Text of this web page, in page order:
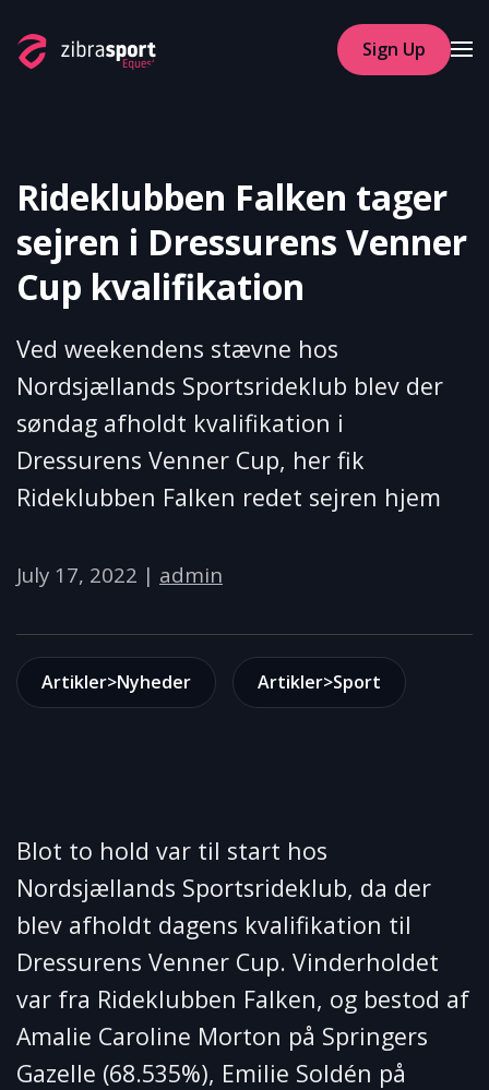
Skip to main content
Sign Up
Rideklubben Falken tager
sejren i Dressurens Venner
Cup kvalifikation
Ved weekendens stævne hos
Nordsjællands Sportsrideklub blev der
søndag afholdt kvalifikation i
Dressurens Venner Cup, her fik
Rideklubben Falken redet sejren hjem
July 17, 2022 | admin
Artikler>Nyheder Artikler>Sport
Blot to hold var til start hos
Nordsjællands Sportsrideklub, da der
blev afholdt dagens kvalifikation til
Dressurens Venner Cup. Vinderholdet
var fra Rideklubben Falken, og bestod af
Amalie Caroline Morton på Springers
Gazelle (68.535%), Emilie Soldén på